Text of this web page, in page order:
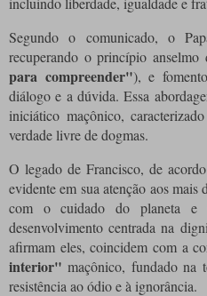
Segundo o comunicado, o
recuperando o princípio
para compreender"), e
diálogo e a dúvida. Essa
iniciático maçônico,
verdade livre de dogmas.
O legado de Francisco, de
evidente em sua atenção aos mais
com o cuidado do planeta e
desenvolvimento centrada na
afirmam eles, coincidem com a
interior" maçônico, fundado na
resistência ao ódio e à ignorância.